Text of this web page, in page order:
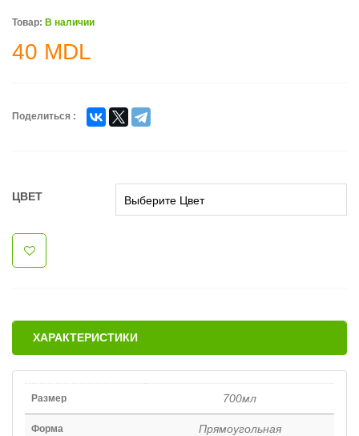
Товар: В наличии
40 MDL
Поделиться :
ЦВЕТ
ХАРАКТЕРИСТИКИ
Размер 700мл
Форма Прямоугольная